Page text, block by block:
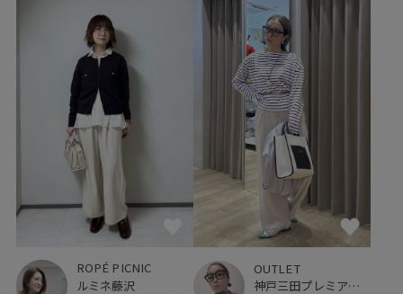
ROPÉ PICNIC
ルミネ藤沢
OUTLET
神戸三田プレミアム・アウトレット